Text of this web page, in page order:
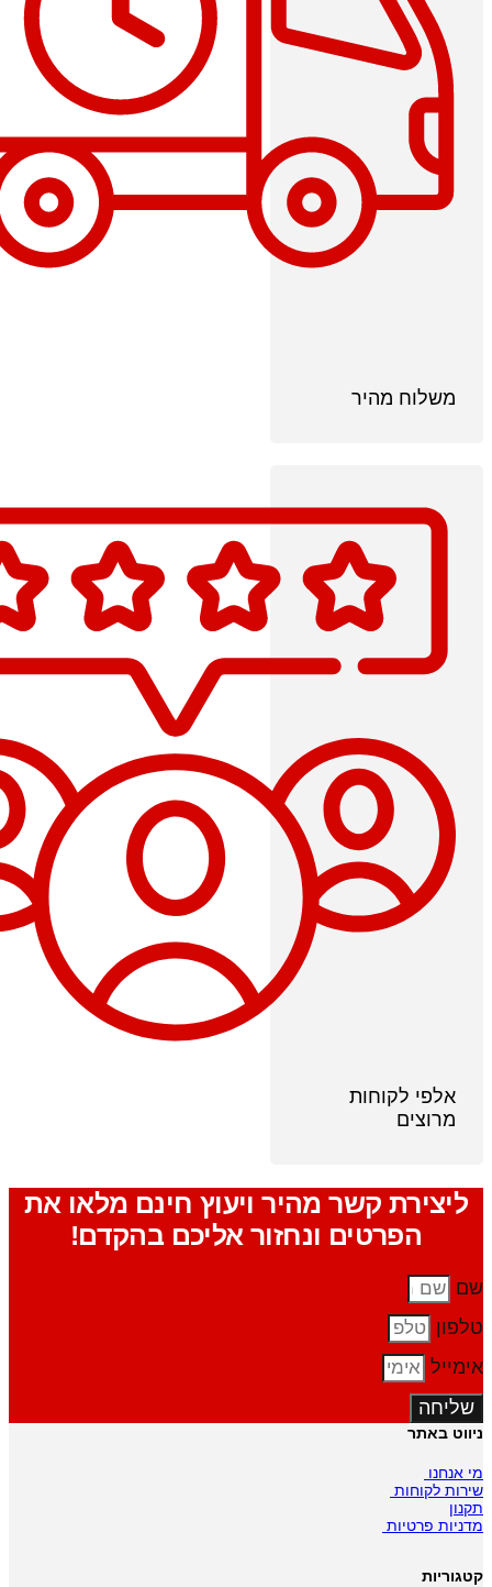
משלוח מהיר
אלפי לקוחות
מרוצים
ליצירת קשר מהיר ויעוץ חינם מלאו את
הפרטים ונחזור אליכם בהקדם!
שם
טלפון
אימייל
שליחה
ניווט באתר
מי אנחנו
שירות לקוחות
תקנון
מדניות פרטיות
קטגוריות